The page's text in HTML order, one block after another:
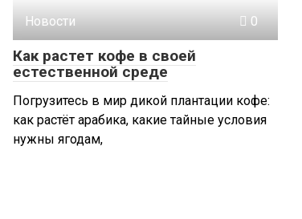
Новости 0
Как растет кофе в своей
естественной среде
Погрузитесь в мир дикой плантации кофе:
как растёт арабика, какие тайные условия
нужны ягодам,